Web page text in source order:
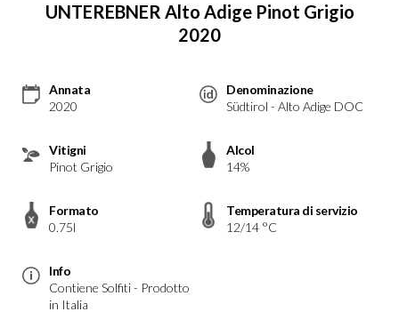
UNTEREBNER Alto Adige Pinot Grigio
2020
Annata
2020
Denominazione
Südtirol - Alto Adige DOC
Vitigni
Pinot Grigio
Alcol
14%
Formato
0.75l
Temperatura di servizio
12/14 °C
Info
Contiene Solfiti - Prodotto
in Italia